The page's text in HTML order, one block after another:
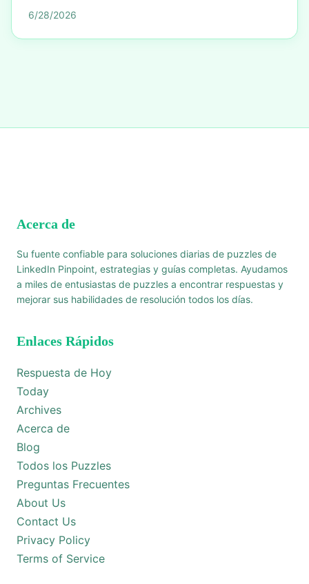
6/28/2026
Acerca de
Su fuente confiable para soluciones diarias de puzzles de
LinkedIn Pinpoint, estrategias y guías completas. Ayudamos
a miles de entusiastas de puzzles a encontrar respuestas y
mejorar sus habilidades de resolución todos los días.
Enlaces Rápidos
Respuesta de Hoy
Today
Archives
Acerca de
Blog
Todos los Puzzles
Preguntas Frecuentes
About Us
Contact Us
Privacy Policy
Terms of Service